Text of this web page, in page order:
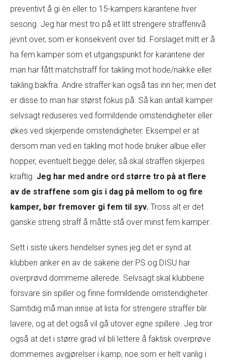
preventivt å gi èn eller to 15-kampers karantene hver
sesong. Jeg har mest tro på et litt strengere straffenivå
jevnt over, som er konsekvent over tid. Forslaget mitt er å
ha fem kamper som et utgangspunkt for karantene der
man har fått matchstraff for takling mot hode/nakke eller
takling bakfra. Andre straffer kan også tas inn her, men det
er disse to man har størst fokus på. Så kan antall kamper
selvsagt reduseres ved formildende omstendigheter eller
økes ved skjerpende omstendigheter. Eksempel er at
dersom man ved en takling mot hode bruker albue eller
hopper, eventuelt begge deler, så skal straffen skjerpes
kraftig. Jeg har med andre ord større tro på at flere
av de straffene som gis i dag på mellom to og fire
kamper, bør fremover gi fem til syv. Tross alt er det
ganske streng straff å måtte stå over minst fem kamper.
Sett i siste ukers hendelser synes jeg det er synd at
klubben anker en av de sakene der PS og DISU har
overprøvd dommerne allerede. Selvsagt skal klubbene
forsvare sin spiller og finne formildende omstendigheter.
Samtidig må man innse at lista for strengere straffer blir
lavere, og at det også vil gå utover egne spillere. Jeg tror
også at det i større grad vil bli lettere å faktisk overprøve
dommernes avgjørelser i kamp, noe som er helt vanlig i